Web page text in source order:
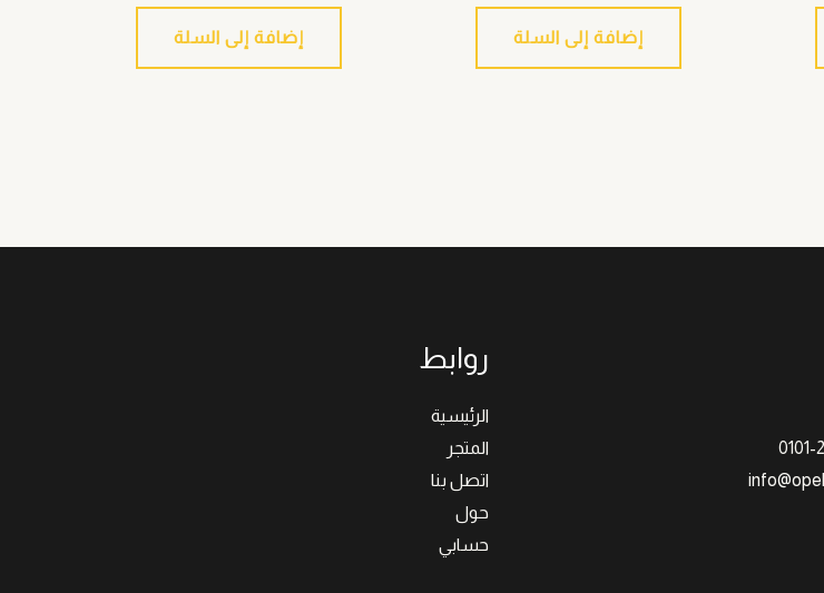
إضافة إلى السلة إضافة إلى السلة
روابط
الرئيسية
المتجر
اتصل بنا
حول
حسابي